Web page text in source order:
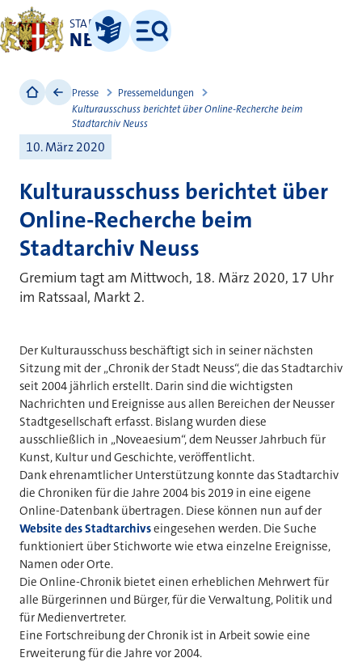
STADT
NEUSS
Leichte Sprache
Menü
Presse
Pressemeldungen
Kulturausschuss berichtet über Online-Recherche beim
Stadtarchiv Neuss
10. März 2020
Kulturausschuss berichtet über
Online-Recherche beim
Stadtarchiv Neuss
Gremium tagt am Mittwoch, 18. März 2020, 17 Uhr
im Ratssaal, Markt 2.
Der Kulturausschuss beschäftigt sich in seiner nächsten
Sitzung mit der „Chronik der Stadt Neuss“, die das Stadtarchiv
seit 2004 jährlich erstellt. Darin sind die wichtigsten
Nachrichten und Ereignisse aus allen Bereichen der Neusser
Stadtgesellschaft erfasst. Bislang wurden diese
ausschließlich in „Noveaesium“, dem Neusser Jahrbuch für
Kunst, Kultur und Geschichte, veröffentlicht.
Dank ehrenamtlicher Unterstützung konnte das Stadtarchiv
die Chroniken für die Jahre 2004 bis 2019 in eine eigene
Online-Datenbank übertragen. Diese können nun auf der
Website des Stadtarchivseingesehen werden. Die Suche
funktioniert über Stichworte wie etwa einzelne Ereignisse,
Namen oder Orte.
Die Online-Chronik bietet einen erheblichen Mehrwert für
alle Bürgerinnen und Bürger, für die Verwaltung, Politik und
für Medienvertreter.
Eine Fortschreibung der Chronik ist in Arbeit sowie eine
Erweiterung für die Jahre vor 2004.